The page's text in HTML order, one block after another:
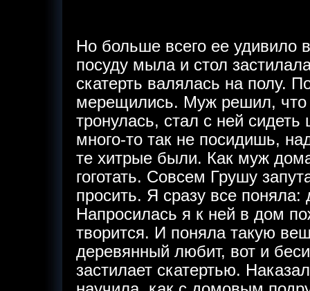
Но больше всего ее удивило
посуду мыла и стол
скатерть валялась на полу.
мерещились. Муж решил, что
тронулась, стал с ней
много-то так не посидишь,
те хитрые были. Как муж
гоготать. Совсем Грушу
просить. Я сразу все
Напросилась я к ней в дом
творится. И поняла такую
деревянный любит, вот и
застилает скатертью.